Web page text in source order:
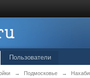
Пользователи
→ Подмосковье →